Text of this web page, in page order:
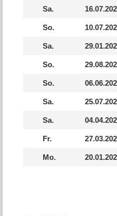
Sa.
So.
Sa.
So.
So.
Sa.
Sa.
Fr.
Mo.